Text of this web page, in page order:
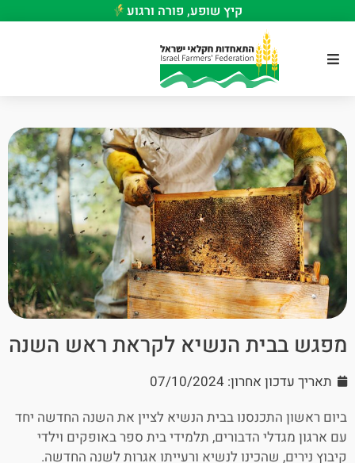
קיץ שופע, פורה ורגוע
מפגש בבית הנשיא לקראת ראש השנה
תאריך עדכון אחרון: 07/10/2024
ביום ראשון התכנסנו בבית הנשיא לציין את השנה החדשה יחד
עם ארגון מגדלי הדבורים, תלמידי בית ספר באופקים וילדי
קיבוץ נירים, שהכינו לנשיא ורעייתו אגרות לשנה החדשה.